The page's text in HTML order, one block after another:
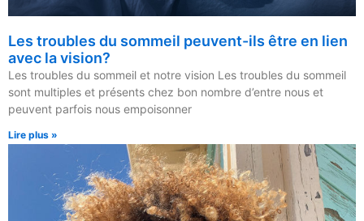
Les troubles du sommeil peuvent-ils être en lien
avec la vision?
Les troubles du sommeil et notre vision Les troubles du sommeil
sont multiples et présents chez bon nombre d’entre nous et
peuvent parfois nous empoisonner
Lire plus »